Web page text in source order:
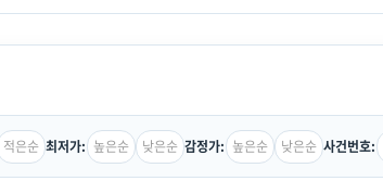
적은순 최저가: 높은순 낮은순 감정가: 높은순 낮은순 사건번호: